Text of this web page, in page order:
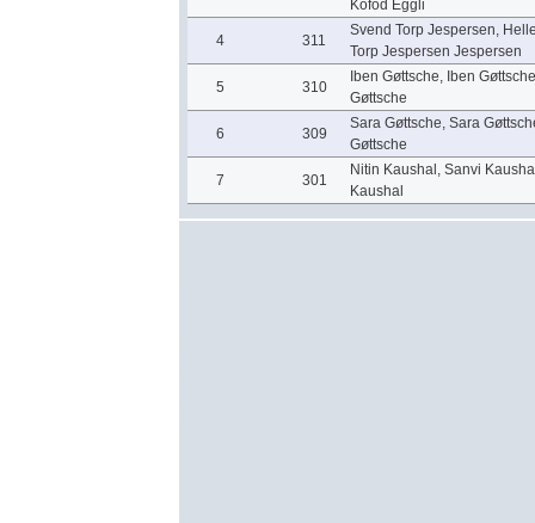
Kofod Eggli
4 311
Svend Torp Jespersen,
Torp Jespersen Jespersen
5 310
Iben Gøttsche, Iben Gøttsche
Gøttsche
6 309
Sara Gøttsche, Sara
Gøttsche
7 301
Nitin Kaushal, Sanvi
Kaushal